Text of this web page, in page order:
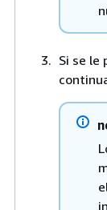
Si se le